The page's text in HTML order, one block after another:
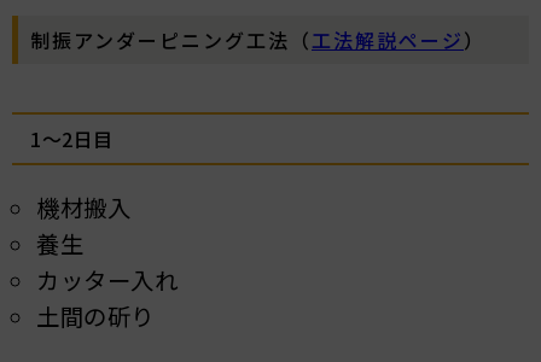
制振アンダーピニング工法（工法解説ページ）
1～2日目
機材搬入
養生
カッター入れ
土間の斫り